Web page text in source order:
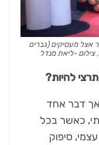
אצל מעסיקים (גברים
צילום -ליאת מנדל
להיות?
אך דבר אחד
כאשר בכל
סיפוק